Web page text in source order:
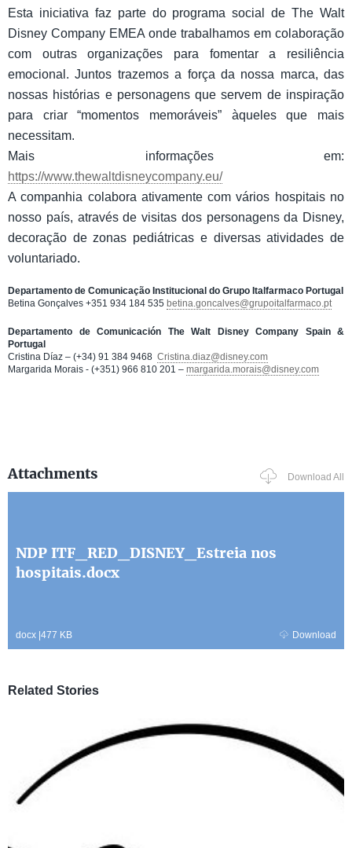
Esta iniciativa faz parte do programa social de The Walt
Disney Company EMEA onde trabalhamos em colaboração
com outras organizações para fomentar a resiliência
emocional. Juntos trazemos a força da nossa marca, das
nossas histórias e personagens que servem de inspiração
para criar “momentos memoráveis” àqueles que mais
necessitam.
Mais informações em:
https://www.thewaltdisneycompany.eu/
A companhia colabora ativamente com vários hospitais no
nosso país, através de visitas dos personagens da Disney,
decoração de zonas pediátricas e diversas atividades de
voluntariado.
Departamento de Comunicação Institucional do Grupo Italfarmaco Portugal
Betina Gonçalves +351 934 184 535 betina.goncalves@grupoitalfarmaco.pt
Departamento de Comunicación The Walt Disney Company Spain &
Portugal
Cristina Díaz – (+34) 91 384 9468 Cristina.diaz@disney.com
Margarida Morais - (+351) 966 810 201 – margarida.morais@disney.com
Attachments Download All
NDP ITF_RED_DISNEY_Estreia nos
hospitais.docx
docx 477 KB Download
Related Stories